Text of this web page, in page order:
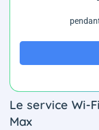
Le service Wi-
Max